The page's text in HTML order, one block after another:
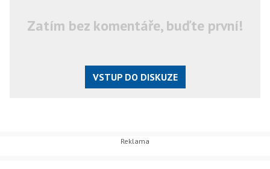
Zatím bez komentáře, buďte první!
VSTUP DO DISKUZE